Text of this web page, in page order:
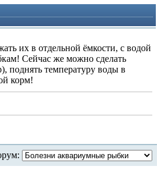
их в отдельной ёмкости, с водой
Сейчас же можно сделать
поднять температуру воды в
корм!